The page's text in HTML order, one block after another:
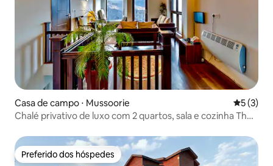
Casa de campo ⋅ Mussoorie 5 de
5 (3)
Chalé privativo de luxo com 2 quartos, sala e cozinha The
Preferido dos hóspedes
Preferido dos hóspedes